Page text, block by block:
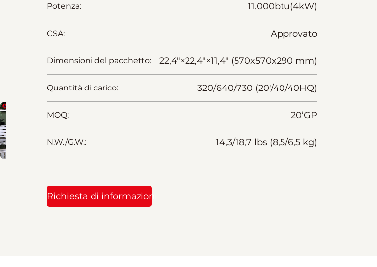
Potenza: 11.000btu(4kW)
CSA: Approvato
Dimensioni del pacchetto: 22,4"×22,4"×11,4" (570x570x290 mm)
Quantità di carico: 320/640/730 (20'/40/40HQ)
MOQ: 20’GP
N.W./G.W.: 14,3/18,7 lbs (8,5/6,5 kg)
Richiesta di informazioni